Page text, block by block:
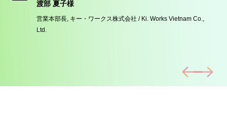
渡部 夏子様
営業本部長, キー・ワークス株式会社 / Ki. Works Vietnam Co.,
Ltd.
Prev Next